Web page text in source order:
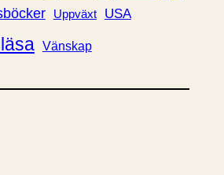
Uppväxt USA
Vänskap